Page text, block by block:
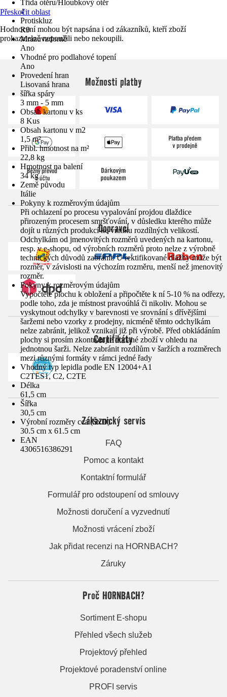
Třída otěru/Hloubkový otěr
4
Protiskluz
R9
Mrazuvzdorné
Ano
Vhodné pro podlahové topení
Ano
Provedení hran
Lisovaná hrana
šířka spáry
3 mm - 5 mm
Obsah kartonu v ks
8 Kus
Obsah kartonu v m2
1,5 m²
Přibl. hmotnost na m²
22,8 kg
Hmotnost na balení
34 kg
Země původu
Itálie
Pokyny k rozměrovým údajům
Při ochlazení po procesu vypalování projdou dlaždice
přirozeným procesem smršťování, v důsledku kterého může
dojít u různých produkcí ke vzniku rozdílných velikostí.
Odchylkám od jmenovitých rozměrů uvedených na kartonu,
resp. v e-shopu, od výrobních rozměrů proto nelze z výrobně
technických důvodů zabránit. U rektifikované dlažby může být
rozměr, v závislosti na výchozím rozměru, menší než jmenovitý
rozměr.
Pokyny k rozměrovým údajům
Vypočtěte plochu k obložení a připočtěte k ní 5-10 % na odřezy,
podle toho, zda je místnost pravoúhlá či nikoliv. Mohou se
vyskytnout odchylky v barevnosti ve srovnání s dřívějšími
šaržemi nebo vzorky z prodejny, nicméně těmto odchylkám
nelze zabránit, jelikož vznikají již při výrobě. Před obkládáním
plochy si prosím zkontrolujte dodané zboží v ohledu na
jednotnou šarži. Nelze zabránit rozdílům v šaržích a rozměrech
mezi různými formáty v rámci jedné řady
Vhodný typ lepidla podle EN 12004+A1
C2TES1, C2, C2TE
Délka
61,5 cm
Šířka
30,5 cm
Výrobní rozměry cca (ŠxD)
30.5 cm x 61.5 cm
EAN
4306516386291
Přeskočit oblast
Hodnocení mohou být napsána i od zákazníků, kteří zboží
prokazatelně nepoužili nebo nekoupili.
Možnosti platby
Dopravci
Certifikáty
Zákaznický servis
FAQ
Pomoc a kontakt
Kontaktní formulář
Formulář pro odstoupení od smlouvy
Možnosti doručení a vyzvednutí
Možnosti vrácení zboží
Jak přidat recenzi na HORNBACH?
Záruky
Proč HORNBACH?
Sortiment E-shopu
Přehled všech služeb
Projektový přehled
Projektové poradenství online
PROFI servis